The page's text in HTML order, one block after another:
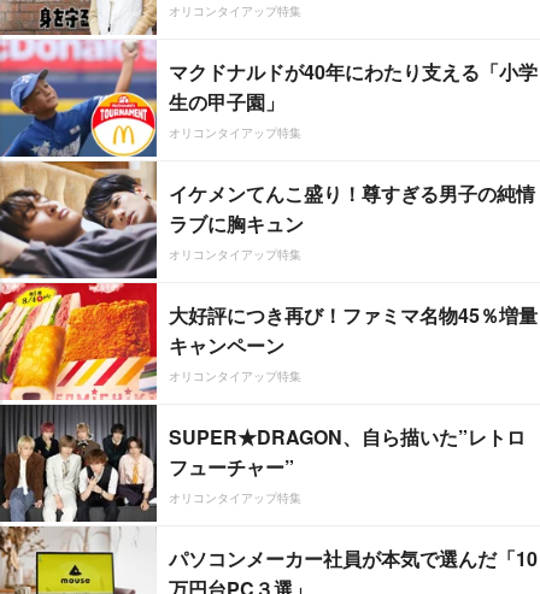
オリコンタイアップ特集
マクドナルドが40年にわたり支える「小学
生の甲子園」
オリコンタイアップ特集
イケメンてんこ盛り！尊すぎる男子の純情
ラブに胸キュン
オリコンタイアップ特集
大好評につき再び！ファミマ名物45％増量
キャンペーン
オリコンタイアップ特集
SUPER★DRAGON、自ら描いた”レトロ
フューチャー”
オリコンタイアップ特集
パソコンメーカー社員が本気で選んだ「10
万円台PC３選」